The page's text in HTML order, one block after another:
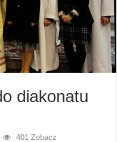
diakonatu
401 Zobacz